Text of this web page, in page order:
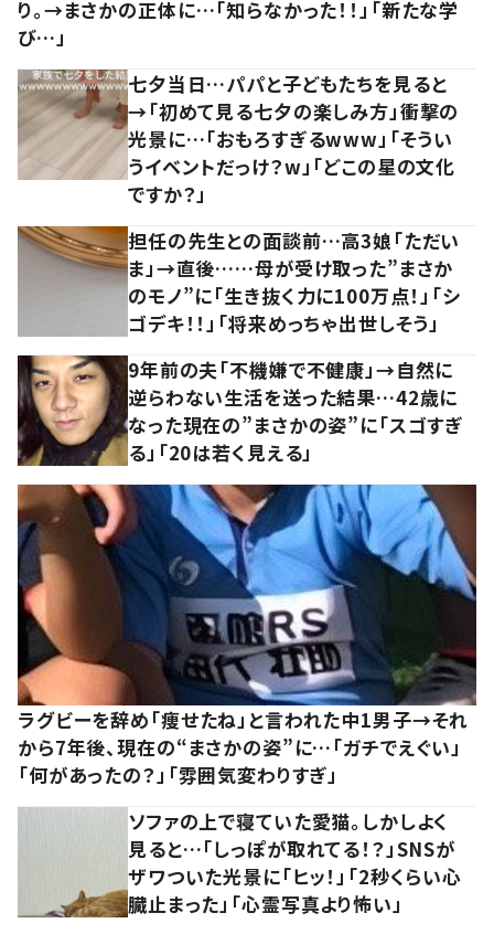
り。→まさかの正体に…「知らなかった！！」「新たな学
び…」
七夕当日…パパと子どもたちを見ると
→「初めて見る七夕の楽しみ方」衝撃の
光景に…「おもろすぎるwww」「そうい
うイベントだっけ？w」「どこの星の文化
ですか？」
担任の先生との面談前…高3娘「ただい
ま」→直後……母が受け取った”まさか
のモノ”に「生き抜く力に100万点！」「シ
ゴデキ！！」「将来めっちゃ出世しそう」
9年前の夫「不機嫌で不健康」→自然に
逆らわない生活を送った結果…42歳に
なった現在の”まさかの姿”に「スゴすぎ
る」「20は若く見える」
ラグビーを辞め「痩せたね」と言われた中1男子→それ
から7年後、現在の“まさかの姿”に…「ガチでえぐい」
「何があったの？」「雰囲気変わりすぎ」
ソファの上で寝ていた愛猫。しかしよく
見ると…「しっぽが取れてる！？」SNSが
ザワついた光景に「ヒッ！」「2秒くらい心
臓止まった」「心霊写真より怖い」